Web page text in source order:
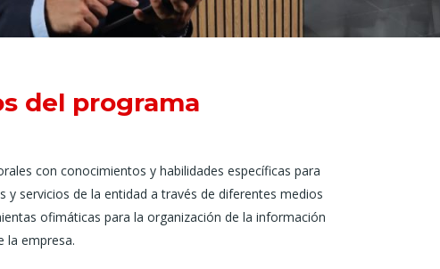
del programa
con conocimientos y habilidades específicas para
y servicios de la entidad a través de diferentes medios
ofimáticas para la organización de la información
la empresa.